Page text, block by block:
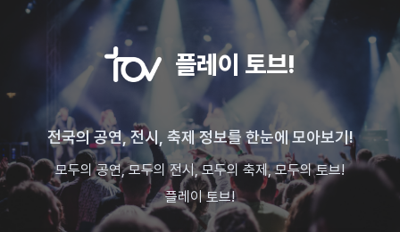
플레이 토브!
전국의 공연, 전시, 축제 정보를 한눈에 모아보기!
모두의 공연, 모두의 전시, 모두의 축제, 모두의 토브!
플레이 토브!